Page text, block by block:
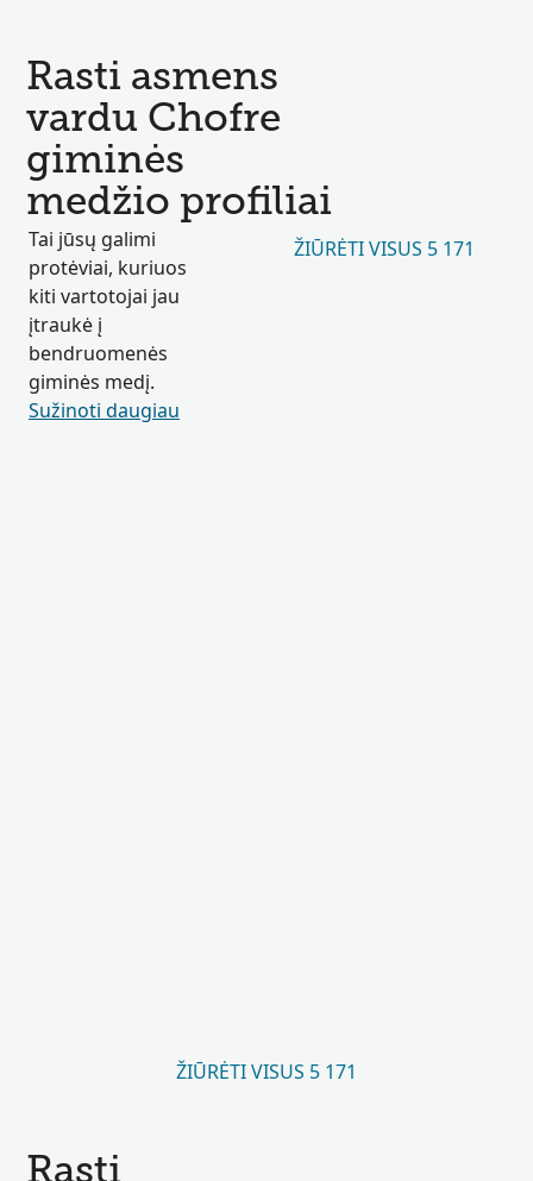
Rasti asmens
vardu Chofre
giminės
medžio profiliai
Tai jūsų galimi
protėviai, kuriuos
kiti vartotojai jau
įtraukė į
bendruomenės
giminės medį.
Sužinoti daugiau
ŽIŪRĖTI VISUS 5 171
ŽIŪRĖTI VISUS 5 171